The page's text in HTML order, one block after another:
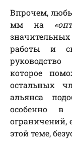
Впрочем,
мм на
работы и
которое
остальных
альянса
особенно в
ограничений,
этой теме,